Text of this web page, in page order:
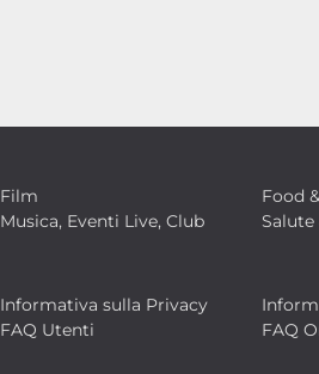
Film
Food
Musica, Eventi Live, Club
Salute
Informativa sulla Privacy
FAQ Utenti FAQ